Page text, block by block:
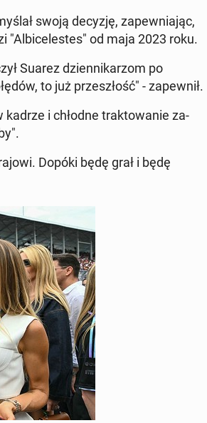
swoją decyzję, za­pew­ni­a­jąc,
"Al­bice­lestes" od maja 2023 roku.
Suarez dzi­en­nikar­zom po
to już przeszłość" - za­pewnił.
kadrze i chłodne trak­towanie za­
Dopóki będę grał i będę